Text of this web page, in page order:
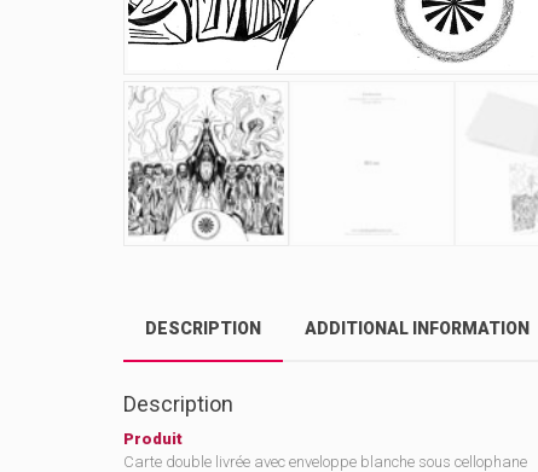
DESCRIPTION ADDITIONAL INFORMATION
Description
Produit
Carte double livrée avec enveloppe blanche sous cellophane